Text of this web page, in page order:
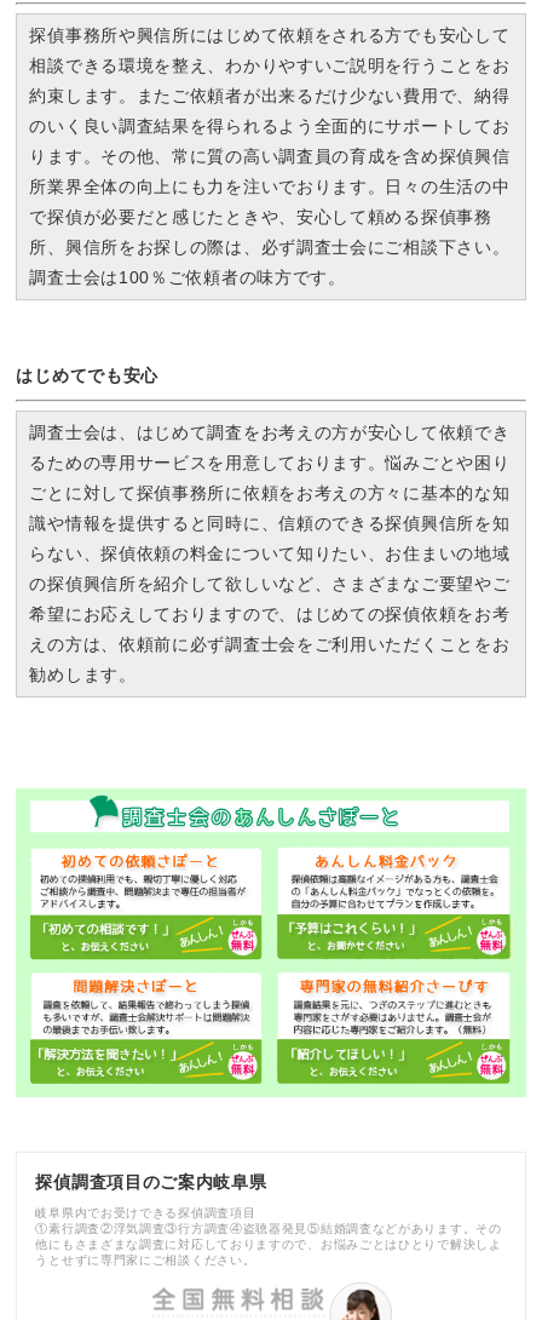
探偵事務所や興信所にはじめて依頼をされる方でも安心して
相談できる環境を整え、わかりやすいご説明を行うことをお
約束します。またご依頼者が出来るだけ少ない費用で、納得
のいく良い調査結果を得られるよう全面的にサポートしてお
ります。その他、常に質の高い調査員の育成を含め探偵興信
所業界全体の向上にも力を注いでおります。日々の生活の中
で探偵が必要だと感じたときや、安心して頼める探偵事務
所、興信所をお探しの際は、必ず調査士会にご相談下さい。
調査士会は100％ご依頼者の味方です。
はじめてでも安心
調査士会は、はじめて調査をお考えの方が安心して依頼でき
るための専用サービスを用意しております。悩みごとや困り
ごとに対して探偵事務所に依頼をお考えの方々に基本的な知
識や情報を提供すると同時に、信頼のできる探偵興信所を知
らない、探偵依頼の料金について知りたい、お住まいの地域
の探偵興信所を紹介して欲しいなど、さまざまなご要望やご
希望にお応えしておりますので、はじめての探偵依頼をお考
えの方は、依頼前に必ず調査士会をご利用いただくことをお
勧めします。
探偵調査項目のご案内岐阜県
岐阜県内でお受けできる探偵調査項目
①素行調査②浮気調査③行方調査④盗聴器発見⑤結婚調査などがあります。その
他にもさまざまな調査に対応しておりますので、お悩みごとはひとりで解決しよ
うとせずに専門家にご相談ください。